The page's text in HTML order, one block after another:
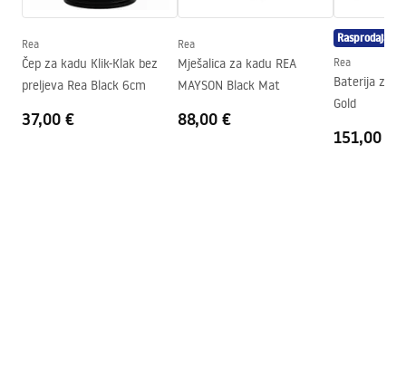
Čep i sifon uključeni
Jamstvo
Warranty_Terms_and_Conditions_Bathtubs.pdf
Rea
Čep za kadu Klik-Klak bez
preljeva Rea Black 6cm
37,00 €
Rea
Mješalica za kadu REA
MAYSON Black Mat
88,00 €
Rasprodaja
Rea
Baterija za
Gold
151,00 €